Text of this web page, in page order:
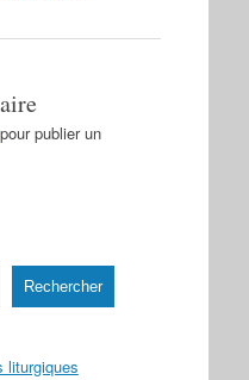
publier un
Rechercher
liturgiques